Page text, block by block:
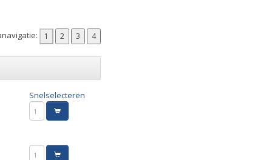
Snelselecteren